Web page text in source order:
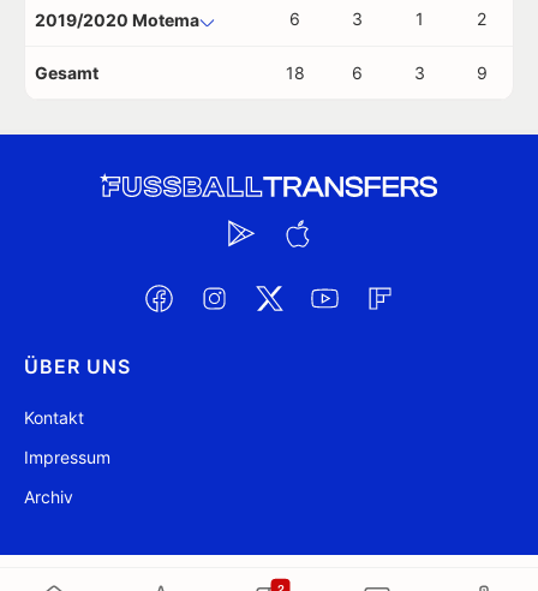
2
2019/2020 Motema 6 3 1 2
Gesamt 18 6 3 9
ÜBER UNS
Kontakt
Impressum
Archiv
@ FussballTransfers.com 2009-2026